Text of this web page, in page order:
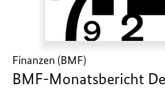
Finanzen (BMF)
BMF-Monatsbericht